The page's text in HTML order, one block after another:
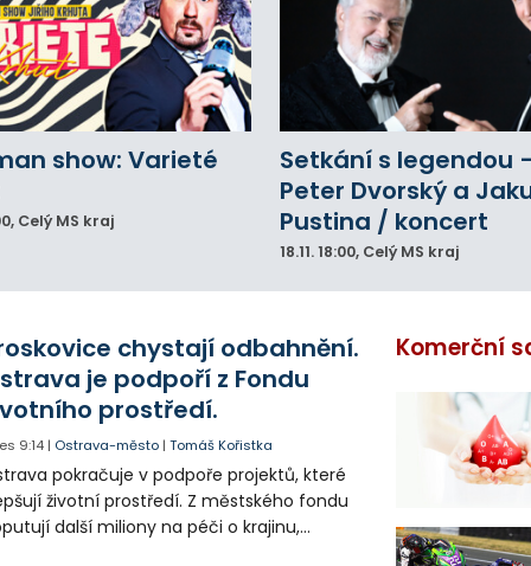
show: Varieté
, Celý MS kraj
Setkání s legendou
Peter Dvorský a
Pustina / koncert
18.11.18:00, Celý MS kraj
chystají odbahnění.
je podpoří z Fondu
prostředí.
9:14 | Ostrava-město |Tomáš Kořistka
pokračuje v podpoře projektů, které
životní prostředí. Z městského fondu
další miliony na péči o krajinu,
Komerční